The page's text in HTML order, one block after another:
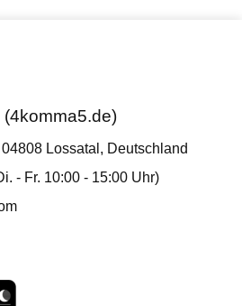
Lossatal, Deutschland
- Fr. 10:00 - 15:00 Uhr)